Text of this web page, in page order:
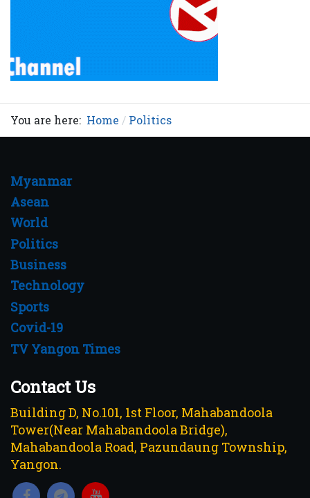
You are here: Home Politics
Myanmar
Asean
World
Politics
Business
Technology
Sports
Covid-19
TV Yangon Times
Contact Us
Building D, No.101, 1st Floor, Mahabandoola
Tower(Near Mahabandoola Bridge),
Mahabandoola Road, Pazundaung Township,
Yangon.